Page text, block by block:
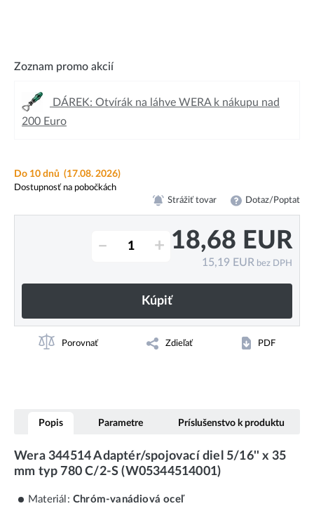
Zoznam promo akcií
DÁREK: Otvírák na láhve WERA k nákupu nad
200 Euro
Do 10 dnů (17.08. 2026)
Dostupnosť na pobočkách
Strážiť tovar Dotaz/Poptat
– + 18,68 EUR
15,19 EUR bez DPH
Kúpiť
Porovnať Zdieľať PDF
Popis Parametre Príslušenstvo k produktu
Wera 344514 Adaptér/spojovací diel 5/16'' x 35
mm typ 780 C/2-S (W05344514001)
Materiál: Chróm-vanádiová oceľ